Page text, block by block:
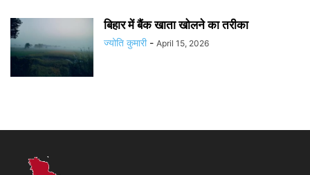
बिहार में बैंक खाता खोलने का तरीका
ज्योति कुमारी - April 15, 2026